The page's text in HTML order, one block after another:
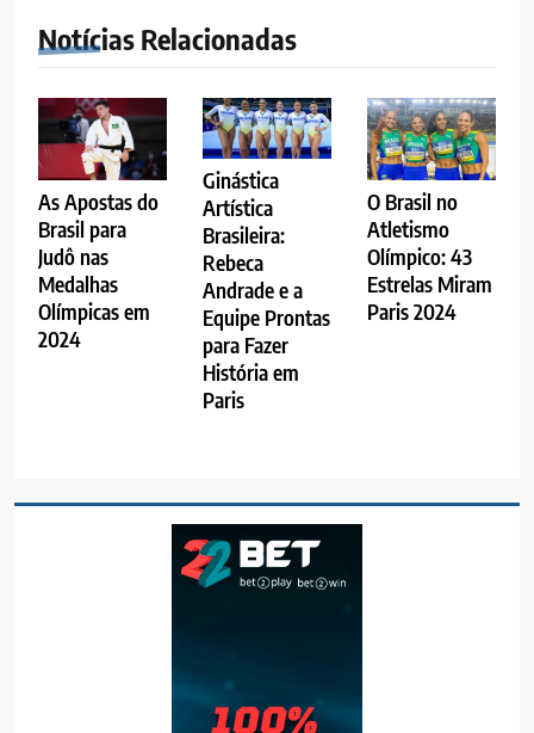
Notícias Relacionadas
As Apostas do
Brasil para
Judô nas
Medalhas
Olímpicas em
2024
Ginástica
Artística
Brasileira:
Rebeca
Andrade e a
Equipe Prontas
para Fazer
História em
Paris
O Brasil no
Atletismo
Olímpico: 43
Estrelas Miram
Paris 2024